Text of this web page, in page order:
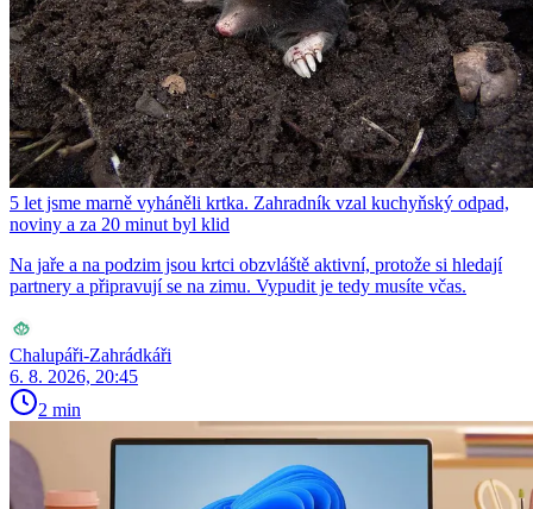
5 let jsme marně vyháněli krtka. Zahradník vzal kuchyňský odpad,
noviny a za 20 minut byl klid
Na jaře a na podzim jsou krtci obzvláště aktivní, protože si hledají
partnery a připravují se na zimu. Vypudit je tedy musíte včas.
Chalupáři-Zahrádkáři
6. 8. 2026, 20:45
2 min